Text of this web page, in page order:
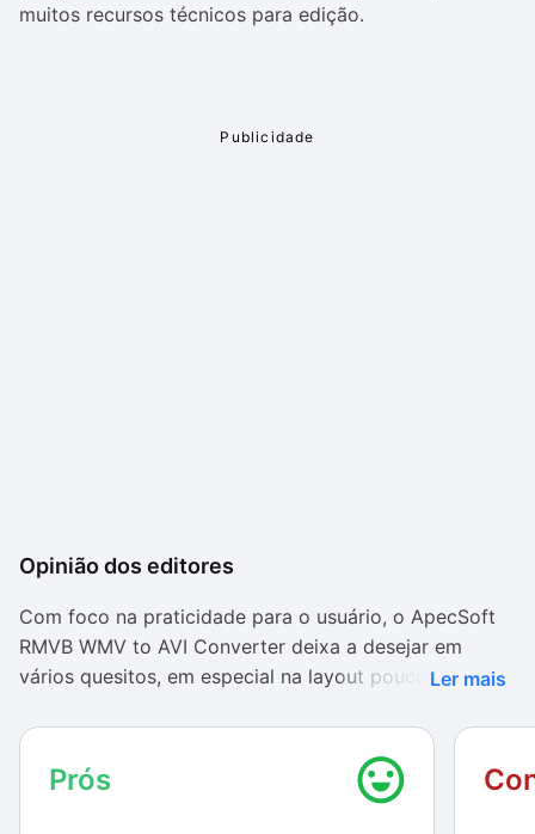
muitos recursos técnicos para edição.
Opinião dos editores
Com foco na praticidade para o usuário, o ApecSoft
RMVB WMV to AVI Converter deixa a desejar em
vários quesitos, em especial na layout pouco atrativo
configuração de qualidade.
Apesar disso, o resultado final das conversões acaba
Ler mais
Prós